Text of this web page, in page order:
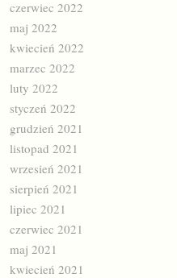
czerwiec 2022
maj 2022
kwiecień 2022
marzec 2022
luty 2022
styczeń 2022
grudzień 2021
listopad 2021
wrzesień 2021
sierpień 2021
lipiec 2021
czerwiec 2021
maj 2021
kwiecień 2021